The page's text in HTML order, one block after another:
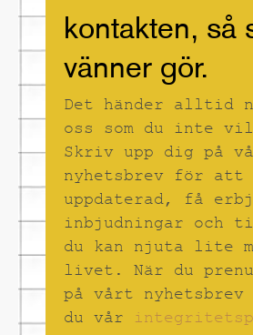
blir som att måla där
garnet blir färgen.
För Eva är måleriet en
livsstil och någonting
helt nödvändigt i mitt
liv. Jag har målat i
hela mitt liv. Det är
mitt liv. - Eva Kerek
kontakten, så
vänner gör.
Det händer alltid
oss som du inte
Skriv upp dig på
nyhetsbrev för
uppdaterad, få
inbjudningar och
du kan njuta lite
livet. När du
på vårt nyhetsbrev
du vår